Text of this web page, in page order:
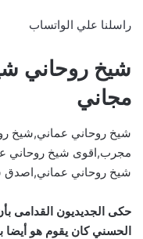
راسلنا علي الواتساب
شيخ روحاني
مجاني
شيخ روحاني عماني,شيخ
مجرب,اقوى شيخ روحاني
شيخ روحاني عماني,اصدق
حكى الجديديون القدامى
الحسني كان يقوم هو